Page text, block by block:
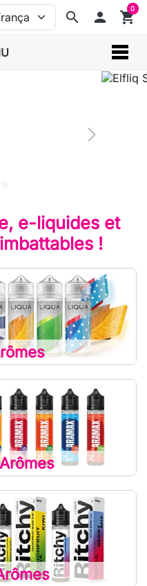
search person shopping_cart
0
e-liquides et
!